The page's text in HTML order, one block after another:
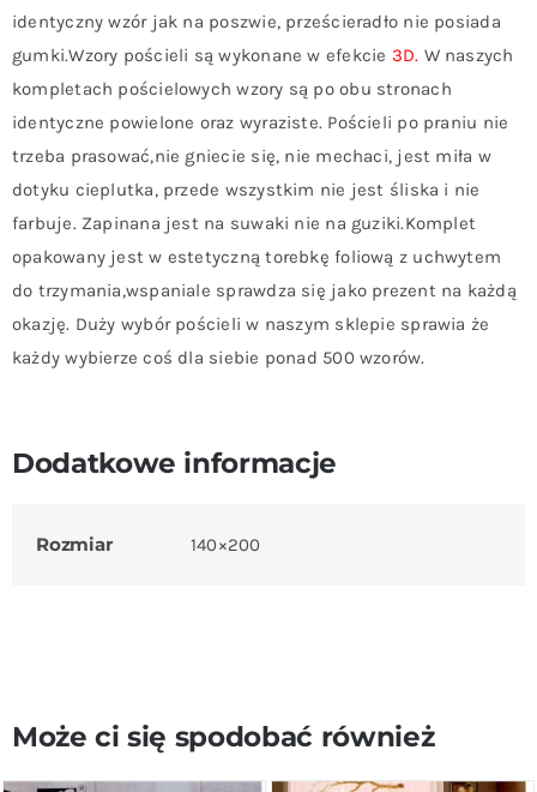
identyczny wzór jak na poszwie, prześcieradło nie posiada
gumki.Wzory pościeli są wykonane w efekcie 3D. W naszych
kompletach pościelowych wzory są po obu stronach
identyczne powielone oraz wyraziste. Pościeli po praniu nie
trzeba prasować,nie gniecie się, nie mechaci, jest miła w
dotyku cieplutka, przede wszystkim nie jest śliska i nie
farbuje. Zapinana jest na suwaki nie na guziki.Komplet
opakowany jest w estetyczną torebkę foliową z uchwytem
do trzymania,wspaniale sprawdza się jako prezent na każdą
okazję. Duży wybór pościeli w naszym sklepie sprawia że
każdy wybierze coś dla siebie ponad 500 wzorów.
Dodatkowe informacje
Rozmiar 140×200
Może ci się spodobać również